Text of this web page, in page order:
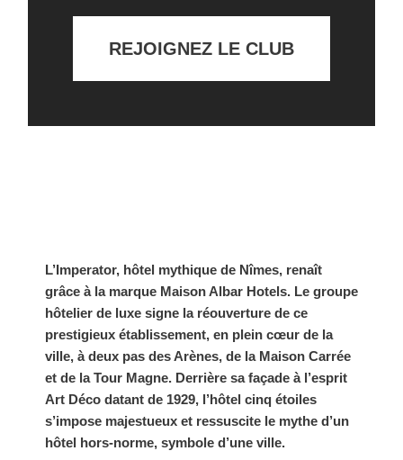
REJOIGNEZ LE CLUB
L’Imperator, hôtel mythique de Nîmes, renaît
grâce à la marque Maison Albar Hotels. Le groupe
hôtelier de luxe signe la réouverture de ce
prestigieux établissement, en plein cœur de la
ville, à deux pas des Arènes, de la Maison Carrée
et de la Tour Magne. Derrière sa façade à l’esprit
Art Déco datant de 1929, l’hôtel cinq étoiles
s’impose majestueux et ressuscite le mythe d’un
hôtel hors-norme, symbole d’une ville.